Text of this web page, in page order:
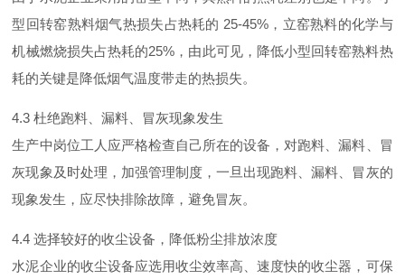
型回转窑熟料烟气热损失占热耗的 25-45% ，立窑熟料的化学与
机械燃烧损失占热耗的25% ，由此可见，降低小型回转窑熟料热
耗的关键是降低烟气温度带走的热损失。
4.3 杜绝跑料、漏料、冒灰现象发生
生产中岗位工人应严格检查自己所在的设备，对跑料、漏料、冒
灰现象及时处理，加强管理制度，一旦出现跑料、漏料、冒灰的
现象发生，应尽快排除故障，避免冒灰。
4.4 选择较好的收尘设备，降低粉尘排放浓度
水泥企业的收尘设备应选用收尘效率高、速度快的收尘器，可保